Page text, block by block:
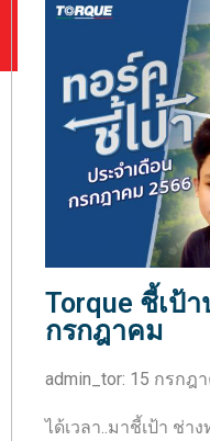
Torque ชี้เป้
กรกฎาคม
admin_tor: 15 กรกฎ
ได้เวลา..มาชี้เป้า ช่า